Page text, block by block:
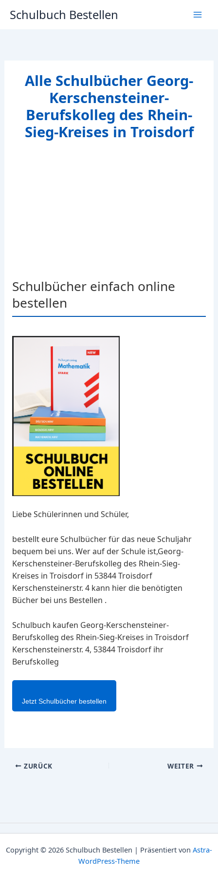
InhaltSchulbuch Bestellen
Alle Schulbücher Georg-
Kerschensteiner-
Berufskolleg des Rhein-
Sieg-Kreises in Troisdorf
Schulbücher einfach online
bestellen
Liebe Schülerinnen und Schüler,
bestellt eure Schulbücher für das neue Schuljahr
bequem bei uns. Wer auf der Schule ist,Georg-
Kerschensteiner-Berufskolleg des Rhein-Sieg-
Kreises in Troisdorf in 53844 Troisdorf
Kerschensteinerstr. 4 kann hier die benötigten
Bücher bei uns Bestellen .
Schulbuch kaufen Georg-Kerschensteiner-
Berufskolleg des Rhein-Sieg-Kreises in Troisdorf
Kerschensteinerstr. 4, 53844 Troisdorf ihr
Berufskolleg
Jetzt Schulbücher bestellen
ZURÜCK WEITER
Copyright © 2026 Schulbuch Bestellen | Präsentiert von Astra-
WordPress-Theme